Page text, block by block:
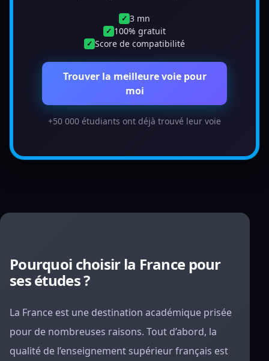
✓ 3 mn
✓ 100% gratuit
✓ Score de compatibilité
Trouver la meilleure voie pour
moi
+50 000 étudiants ont déjà trouvé leur voie
Pourquoi choisir la France pour
ses études ?
La France est une destination académique prisée
pour de nombreuses raisons. Tout d’abord, la
qualité de l’enseignement supérieur français est